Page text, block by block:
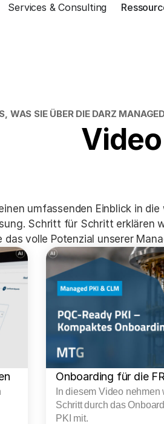
Services & Consulting
WAS SIE ÜBER DIE DARZ
umfassenden Einblick in
Schritt für Schritt erklären
volle Potenzial unserer
Onboarding für die
In diesem Video nehmen
Schritt durch das
PKI mit.